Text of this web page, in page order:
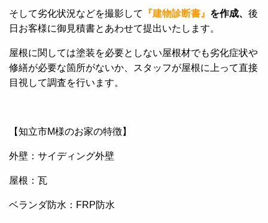
そして劣化状況などを撮影して 『建物診断書』 を作成、 後
日お客様に御見積書とあわせて提出いたします。
屋根に関しては塗装を必要としない屋根材でも劣化症状や
修繕が必要な箇所がないか、スタッフが屋根に上って直接
目視して調査を行います。
【知立市M様のお家の特徴】
外壁：サイディング外壁
屋根：瓦
ベランダ防水：FRP防水